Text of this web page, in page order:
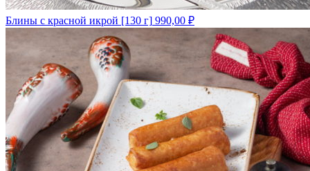
Блины с красной икрой [130 г] 990,00 ₽